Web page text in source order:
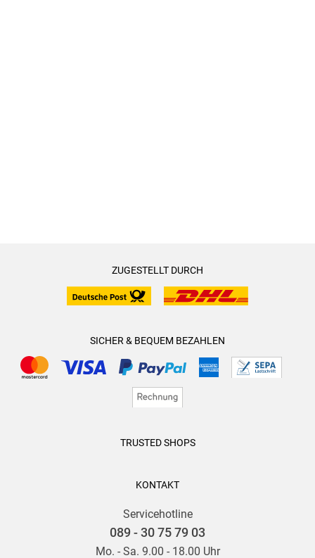
ZUGESTELLT DURCH
SICHER & BEQUEM BEZAHLEN
TRUSTED SHOPS
KONTAKT
Servicehotline
089 - 30 75 79 03
Mo. - Sa. 9.00 - 18.00 Uhr